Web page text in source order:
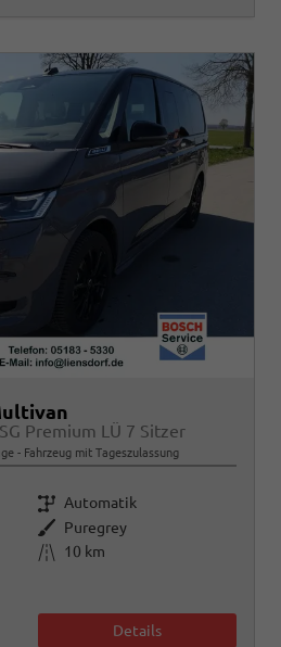
Premium LÜ 7 Sitzer
Fahrzeug mit Tageszulassung
Getriebe Automatik
Außenfarbe Puregrey
Kilometerstand
10 km
Details